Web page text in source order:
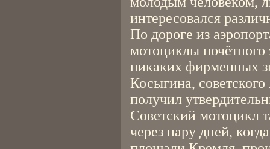
интересовался
По дороге из
мотоциклы почётного
никаких фирменных
Косыгина,
получил
Советский мотоцикл
через пару дней,